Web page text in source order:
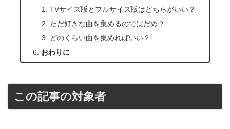
TVサイズ版とフルサイズ版はどちらがいい？
ただ好きな曲を集めるのではだめ？
どのくらい曲を集めればいい？
おわりに
この記事の対象者